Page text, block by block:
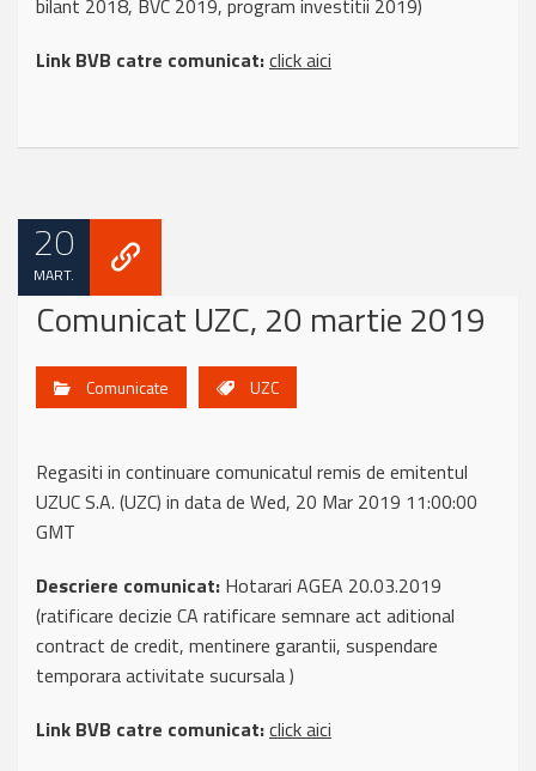
bilant 2018, BVC 2019, program investitii 2019)
Link BVB catre comunicat:click aici
20
MART.
Comunicat UZC, 20 martie 2019
Comunicate UZC
Regasiti in continuare comunicatul remis de emitentul
UZUC S.A. (UZC) in data de Wed, 20 Mar 2019 11:00:00
GMT
Descriere comunicat: Hotarari AGEA 20.03.2019
(ratificare decizie CA ratificare semnare act aditional
contract de credit, mentinere garantii, suspendare
temporara activitate sucursala )
Link BVB catre comunicat:click aici